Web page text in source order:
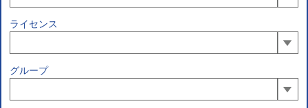
ライセンス
グループ